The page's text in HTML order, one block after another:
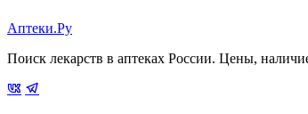
Аптеки.Ру
Поиск лекарств в аптеках России. Цены,